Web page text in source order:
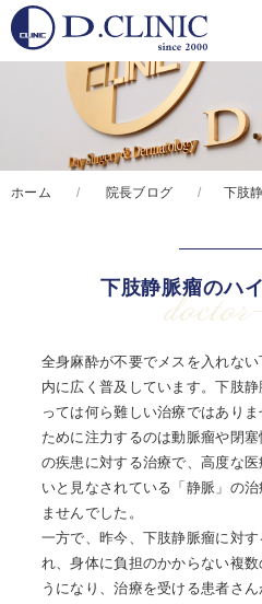
ホーム 院長ブログ 下肢
下肢静脈瘤のハ
全身麻酔が不要でメスを入れな
内に広く普及しています。下肢
っては何ら難しい治療ではあり
ために注力するのは動脈瘤や閉
の疾患に対する治療で、高度な
いと見なされている「静脈」の
ませんでした。
一方で、昨今、下肢静脈瘤に対
れ、身体に負担のかからない複
うになり、治療を受ける患者さ